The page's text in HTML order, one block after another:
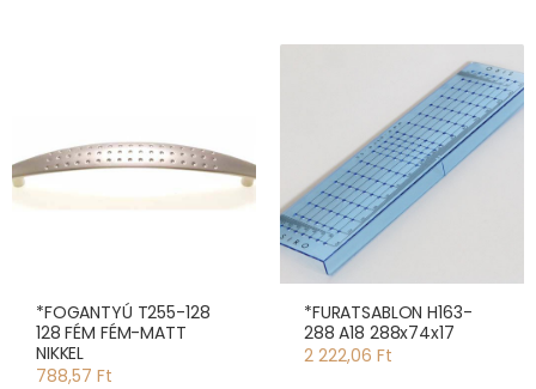
*FOGANTYÚ T255-128
128 FÉM FÉM-MATT
NIKKEL
788,57 Ft
*FURATSABLON H163-
288 A18 288x74x17
2 222,06 Ft